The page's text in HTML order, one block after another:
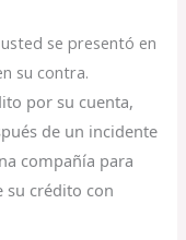
se presentó en
su contra.
por su cuenta,
de un incidente
compañía para
su crédito con